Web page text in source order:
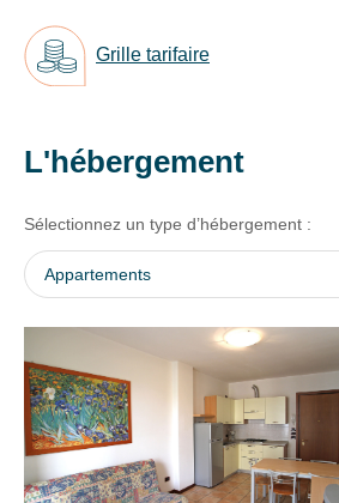
this
content
to
of
Powered
Consent
Management
Platform
Grille tarifaire
empreinte
de
carte
de
1.30
€/nuit/personne
à
partir
de
ans
(maxi
10
nuits).
Charges
de
L'hébergement
Sélectionnez un type d’hébergement :
Appartements
jours,
directement
dans
boîte
mail,
les
nouveautés,
bons
idées
de
séjours
ou
conseils